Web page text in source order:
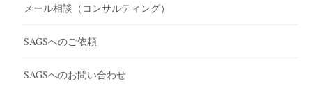
メール相談（コンサルティング）
SAGSへのご依頼
SAGSへのお問い合わせ